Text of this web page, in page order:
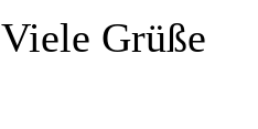
Viele Grüße